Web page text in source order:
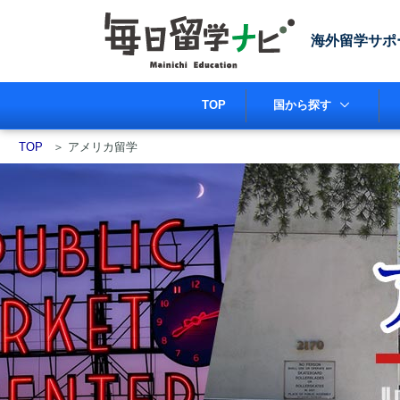
海外留学サ
TOP 国から探す
TOP ＞ アメリカ留学